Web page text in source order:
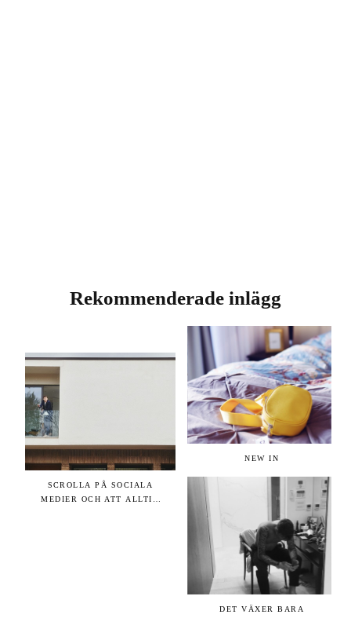
Rekommenderade inlägg
SCROLLA PÅ SOCIALA
MEDIER OCH ATT ALLTID
NEW IN
DET VÄXER BARA